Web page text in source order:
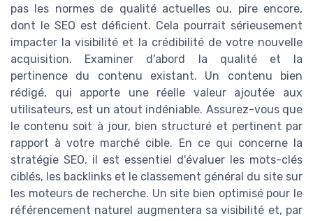
pas les normes de qualité actuelles ou, pire encore,
dont le SEO est déficient. Cela pourrait sérieusement
impacter la visibilité et la crédibilité de votre nouvelle
acquisition. Examiner d'abord la qualité et la
pertinence du contenu existant. Un contenu bien
rédigé, qui apporte une réelle valeur ajoutée aux
utilisateurs, est un atout indéniable. Assurez-vous que
le contenu soit à jour, bien structuré et pertinent par
rapport à votre marché cible. En ce qui concerne la
stratégie SEO, il est essentiel d'évaluer les mots-clés
ciblés, les backlinks et le classement général du site sur
les moteurs de recherche. Un site bien optimisé pour le
référencement naturel augmentera sa visibilité et, par